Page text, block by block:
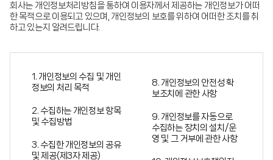
회사는 개인정보처리방침을 통하여 이용자께서 제공하는 개인정보가 어떠
한 목적으로 이용되고 있으며, 개인정보의 보호를 위하여 어떠한 조치를 취
하고 있는지 알려드립니다.
1. 개인정보의 수집 및 개인
정보의 처리 목적
2. 수집하는 개인정보 항목
및 수집방법
3. 수집한 개인정보의 공유
및 제공(제3자 제공)
8. 개인정보의 안전성 확
보조치에 관한 사항
9. 개인정보를 자동으로
수집하는 장치의 설치/운
영 및 그 거부에 관한 사항